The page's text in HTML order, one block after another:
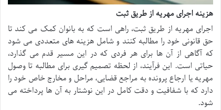
هزینه اجرای مهریه از طریق ثبت
اجرای مهریه از طریق ثبت، راهی است که به بانوان کمک می کند تا
حق قانونی خود را مطالبه کنند و شامل هزینه های متعددی می شود
که آگاهی از آن ها برای هر فردی که در این مسیر قدم می گذارد،
حیاتی است. این فرآیند، از لحظه تصمیم گیری برای مطالبه تا وصول
مهریه یا ارجاع پرونده به مراجع قضایی، مراحل و مخارج خاص خود را
دارد که با شفافیت و دقت کامل در این نوشتار به آن ها پرداخته می
شود.